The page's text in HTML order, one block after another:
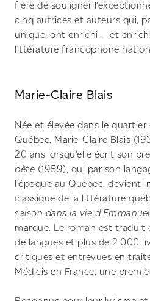
fière de souligner
cinq autrices et auteurs qui,
unique, ont enrichi – et
littérature francophone
Marie-Claire Blais
Née et élevée dans le
Québec, Marie-Claire Blais
20 ans lorsqu’elle écrit son
bête (1959), qui par son
l’époque au Québec, devient
classique de la littérature
saison dans la vie d’Emmanuel
marque. Le roman est traduit
de langues et plus de 2 000
critiques et entrevues en
Médicis en France, une